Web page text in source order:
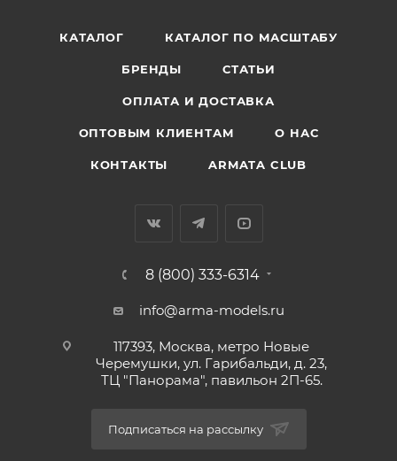
КАТАЛОГ КАТАЛОГ ПО МАСШТАБУ
БРЕНДЫ СТАТЬИ
ОПЛАТА И ДОСТАВКА
ОПТОВЫМ КЛИЕНТАМ О НАС
КОНТАКТЫ ARMATA CLUB
8 (800) 333-6314
info@arma-models.ru
117393, Москва, метро Новые
Черемушки, ул. Гарибальди, д. 23,
ТЦ "Панорама", павильон 2П-65.
Подписаться на рассылку